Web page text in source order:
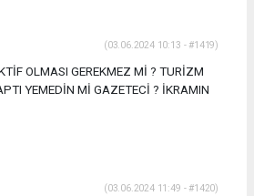
(03.06.2024 10:13 - #1419)
OLMASI GEREKMEZ Mİ ? TURİZM
YEMEDİN Mİ GAZETECİ ? İKRAMIN
(03.06.2024 11:49 - #1420)